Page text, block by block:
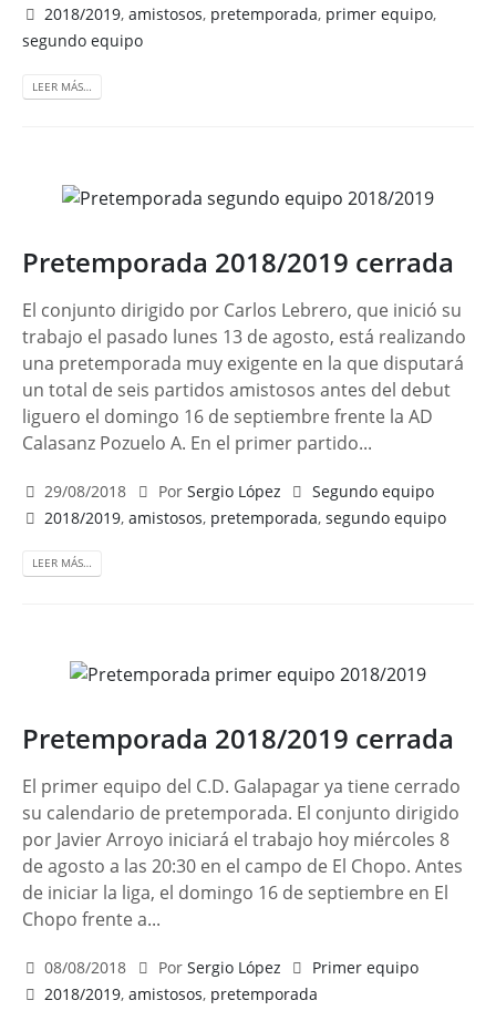
2018/2019,amistosos, pretemporada, primer equipo,
segundo equipo
LEER MÁS…
Pretemporada 2018/2019 cerrada
El conjunto dirigido por Carlos Lebrero, que inició su
trabajo el pasado lunes 13 de agosto, está realizando
una pretemporada muy exigente en la que disputará
un total de seis partidos amistosos antes del debut
liguero el domingo 16 de septiembre frente la AD
Calasanz Pozuelo A. En el primer partido...
29/08/2018 Por Sergio López
Segundo equipo
2018/2019,amistosos, pretemporada,segundo equipo
LEER MÁS…
Pretemporada 2018/2019 cerrada
El primer equipo del C.D. Galapagar ya tiene cerrado
su calendario de pretemporada. El conjunto dirigido
por Javier Arroyo iniciará el trabajo hoy miércoles 8
de agosto a las 20:30 en el campo de El Chopo. Antes
de iniciar la liga, el domingo 16 de septiembre en El
Chopo frente a...
08/08/2018 Por Sergio López
Primer equipo
2018/2019,amistosos, pretemporada